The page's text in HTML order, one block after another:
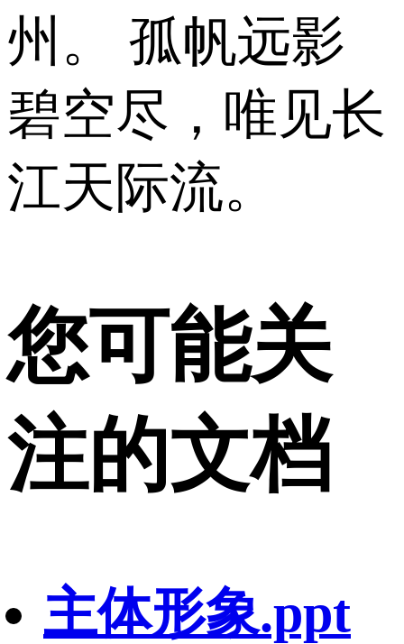
州。 孤帆远影
碧空尽，唯见长
江天际流。
您可能关
注的文档
主体形象.ppt